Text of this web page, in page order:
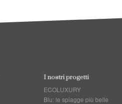
I nostri progetti
ECOLUXURY
Blu: le spiagge più belle